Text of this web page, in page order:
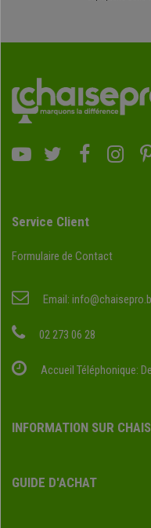
Service Client
Formulaire de Contact
Email:
02 273 06 28
Accueil Téléphonique:
INFORMATION SUR
GUIDE D'ACHAT